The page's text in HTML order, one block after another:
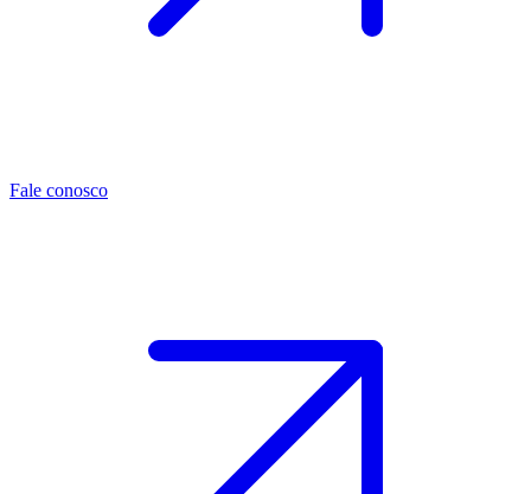
Fale conosco